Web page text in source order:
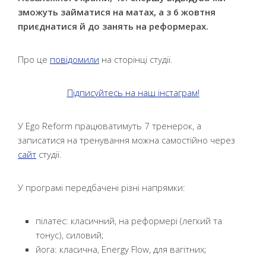
зможуть займатися на матах, а з 6 жовтня
приєднатися й до занять на реформерах.
Про це повідомили на сторінці студії.
Підписуйтесь на наш інстаграм!
У Ego Reform працюватимуть 7 тренерок, а
записатися на тренування можна самостійно через
сайт студії.
У програмі передбачені різні напрямки:
пілатес: класичний, на реформері (легкий та
тонус), силовий;
йога: класична, Energy Flow, для вагітних;